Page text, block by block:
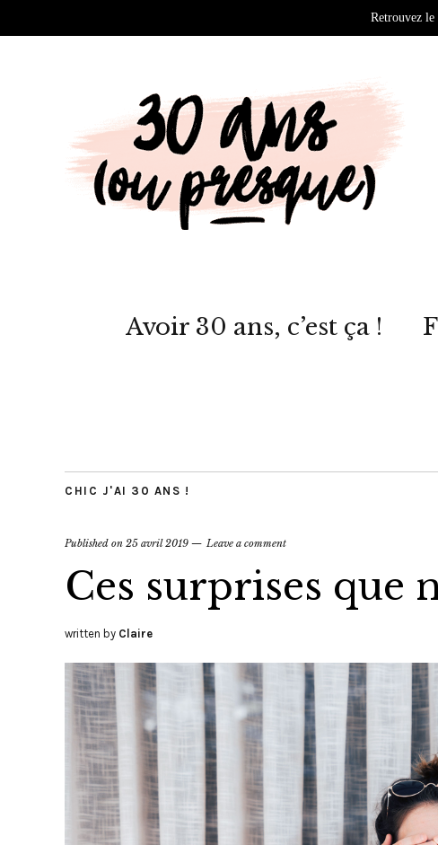
Avoir 30 ans, c’est ça !
CHIC J'AI 30 ANS !
Published on 25 avril 2019 Leave a comment
Ces surprises que
written by Claire
Retrouvez